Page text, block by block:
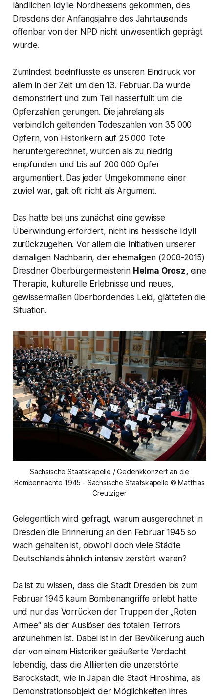
ländlichen Idylle Nordhessens gekommen, des
Dresdens der Anfangsjahre des Jahrtausends
offenbar von der NPD nicht unwesentlich geprägt
wurde.
Zumindest beeinflusste es unseren Eindruck vor
allem in der Zeit um den 13. Februar. Da wurde
demonstriert und zum Teil hasserfüllt um die
Opferzahlen gerungen. Die jahrelang als
verbindlich geltenden Todeszahlen von 35 000
Opfern, von Historikern auf 25 000 Tote
heruntergerechnet, wurden als zu niedrig
empfunden und bis auf 200 000 Opfer
argumentiert. Das jeder Umgekommene einer
zuviel war, galt oft nicht als Argument.
Das hatte bei uns zunächst eine gewisse
Überwindung erfordert, nicht ins hessische Idyll
zurückzugehen. Vor allem die Initiativen unserer
damaligen Nachbarin, der ehemaligen (2008-2015)
Dresdner Oberbürgermeisterin Helma Orosz,eine
Therapie, kulturelle Erlebnisse und neues,
gewissermaßen überbordendes Leid, glätteten die
Situation.
Sächsische Staatskapelle / Gedenkkonzert an die
Bombennächte 1945 - Sächsische Staatskapelle © Matthias
Creutziger
Gelegentlich wird gefragt, warum ausgerechnet in
Dresden die Erinnerung an den Februar 1945 so
wach gehalten ist, obwohl doch viele Städte
Deutschlands ähnlich intensiv zerstört waren?
Da ist zu wissen, dass die Stadt Dresden bis zum
Februar 1945 kaum Bombenangriffe erlebt hatte
und nur das Vorrücken der Truppen der „Roten
Armee“ als der Auslöser des totalen Terrors
anzunehmen ist. Dabei ist in der Bevölkerung auch
der von einem Historiker geäußerte Verdacht
lebendig, dass die Alliierten die unzerstörte
Barockstadt, wie in Japan die Stadt Hiroshima, als
Demonstrationsobjekt der Möglichkeiten ihres